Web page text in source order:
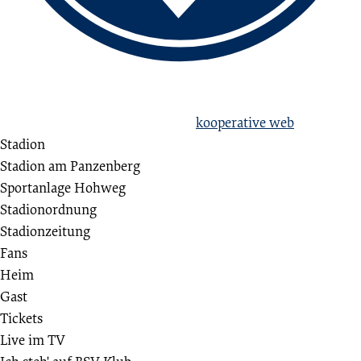
kooperative web
Stadion
Stadion am Panzenberg
Sportanlage Hohweg
Stadionordnung
Stadionzeitung
Fans
Heim
Gast
Tickets
Live im TV